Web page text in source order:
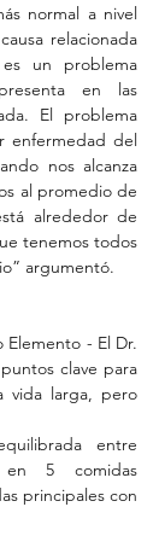
normal a nivel
relacionada
un problema
en las
El problema
enfermedad del
nos alcanza
al promedio de
alrededor de
tenemos todos
argumentó.
- El Dr.
clave para
vida larga, pero
entre
5 comidas
principales con